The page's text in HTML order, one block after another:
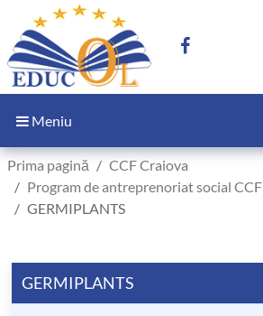
Meniu
Prima pagină
CCF Craiova
Program de antreprenoriat social CCF
GERMIPLANTS
GERMIPLANTS